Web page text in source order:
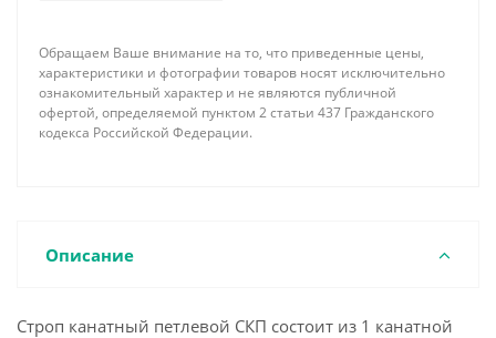
Обращаем Ваше внимание на то, что приведенные цены,
характеристики и фотографии товаров носят исключительно
ознакомительный характер и не являются публичной
офертой, определяемой пунктом 2 статьи 437 Гражданского
кодекса Российской Федерации.
Описание
Строп канатный петлевой СКП состоит из 1 канатной